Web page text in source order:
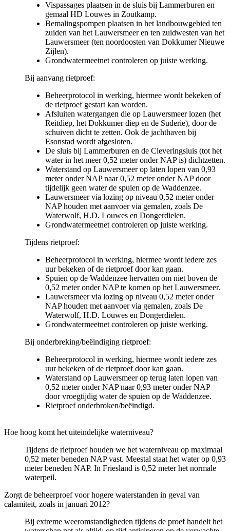
Vispassages plaatsen in de sluis bij Lammerburen en
gemaal HD Louwes in Zoutkamp.
Bemalingspompen plaatsen in het landbouwgebied ten
zuiden van het Lauwersmeer en ten zuidwesten van het
Lauwersmeer (ten noordoosten van Dokkumer Nieuwe
Zijlen).
Grondwatermeetnet controleren op juiste werking.
Bij aanvang rietproef:
Beheerprotocol in werking, hiermee wordt bekeken of
de rietproef gestart kan worden.
Afsluiten watergangen die op Lauwersmeer lozen (het
Reitdiep, het Dokkumer diep en de Suderie), door de
schuiven dicht te zetten. Ook de jachthaven bij
Esonstad wordt afgesloten.
De sluis bij Lammerburen en de Cleveringsluis (tot het
water in het meer 0,52 meter onder NAP is) dichtzetten.
Waterstand op Lauwersmeer op laten lopen van 0,93
meter onder NAP naar 0,52 meter onder NAP door
tijdelijk geen water de spuien op de Waddenzee.
Lauwersmeer via lozing op niveau 0,52 meter onder
NAP houden met aanvoer via gemalen, zoals De
Waterwolf, H.D. Louwes en Dongerdielen.
Grondwatermeetnet controleren op juiste werking.
Tijdens rietproef:
Beheerprotocol in werking, hiermee wordt iedere zes
uur bekeken of de rietproef door kan gaan.
Spuien op de Waddenzee hervatten om niet boven de
0,52 meter onder NAP te komen op het Lauwersmeer.
Lauwersmeer via lozing op niveau 0,52 meter onder
NAP houden met aanvoer via gemalen, zoals De
Waterwolf, H.D. Louwes en Dongerdielen.
Grondwatermeetnet controleren op juiste werking.
Bij onderbreking/beëindiging rietproef:
Beheerprotocol in werking, hiermee wordt iedere zes
uur bekeken of de rietproef door kan gaan.
Waterstand op Lauwersmeer op terug laten lopen van
0,52 meter onder NAP naar 0,93 meter onder NAP
door vroegtijdig water de spuien op de Waddenzee.
Rietproef onderbroken/beëindigd.
Hoe hoog komt het uiteindelijke waterniveau?
Tijdens de rietproef houden we het waterniveau op maximaal
0,52 meter beneden NAP vast. Meestal staat het water op 0,93
meter beneden NAP. In Friesland is 0,52 meter het normale
waterpeil.
Zorgt de beheerproef voor hogere waterstanden in geval van
calamiteit, zoals in januari 2012?
Bij extreme weeromstandigheden tijdens de proef handelt het